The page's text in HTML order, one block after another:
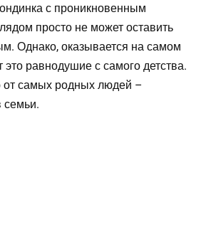
с проникновенным
просто не может оставить
Однако, оказывается на самом
равнодушие с самого детства.
от самых родных людей –
семьи.